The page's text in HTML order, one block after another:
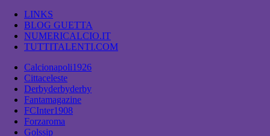
LINKS
BLOG GUETTA
NUMERICALCIO.IT
TUTTITALENTI.COM
Calcionapoli1926
Cittaceleste
Derbyderbyderby
Fantamagazine
FCInter1908
Forzaroma
Golssip